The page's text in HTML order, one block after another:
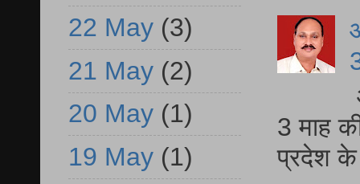
3 माह
प्रदेश
22 May (3)
21 May (2)
20 May (1)
19 May (1)